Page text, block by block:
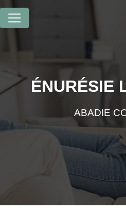
ÉNURÉSIE
ABADIE
Panneau de gestion des cookies